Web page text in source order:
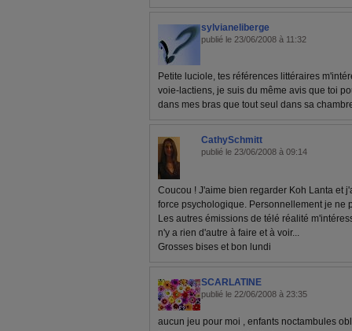
sylvianeliberge
publié le 23/06/2008 à 11:32
Petite luciole, tes références littéraires
voie-lactiens, je suis du même avis que toi
dans mes bras que tout seul dans sa
CathySchmitt
publié le 23/06/2008 à 09:14
Coucou ! J'aime bien regarder Koh Lanta et
force psychologique. Personnellement je ne
Les autres émissions de télé réalité
n'y a rien d'autre à faire et à voir...
Grosses bises et bon lundi
SCARLATINE
publié le 22/06/2008 à 23:35
aucun jeu pour moi , enfants noctambules